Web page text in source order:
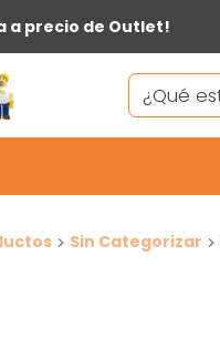
a precio de Outlet!
Sin Categorizar